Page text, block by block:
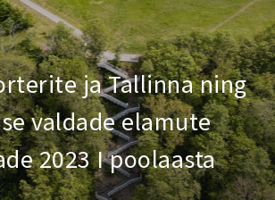
ja Tallinna ning
valdade elamute
2023 I poolaasta